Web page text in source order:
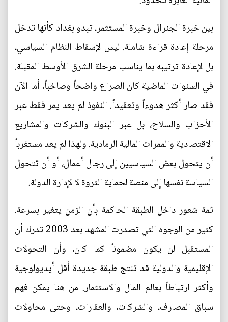
بين خبرة الجنرال وخبرة المستثمر، تبدو بغداد كأنها تدخل
مرحلة إعادة قراءة شاملة. ليس لإسقاط النظام السياسي،
بل لإعادة ترتيبه بما يناسب مرحلة الشرق الأوسط المقبلة.
في السنوات الماضية كان الصراع واضحاً وصاخباً، أما الآن
فقد صار أكثر هدوءاً وتعقيداً. النفوذ لم يعد يمر فقط عبر
الأحزاب والسلاح، بل عبر البنوك والشركات والمشاريع
الاقتصادية والممرات المالية الرمادية. ولهذا لم يعد مستغرباً
أن يتحول بعض السياسيين إلى رجال أعمال، أو أن تتحول
السياسة نفسها إلى منصة لحماية الثروة لا لإدارة الدولة.
ثمة شعور داخل الطبقة الحاكمة بأن الزمن يتغير بسرعة.
كثير من الوجوه التي تصدرت المشهد بعد 2003 تدرك أن
المستقبل لن يكون مضموناً كما كان، وأن التحولات
الإقليمية والدولية قد تنتج طبقة جديدة أقل أيديولوجية
وأكثر ارتباطاً بعالم المال والاستثمار. من هنا يمكن فهم
سباق المصارف، والشركات، والعقارات، وحتى محاولات